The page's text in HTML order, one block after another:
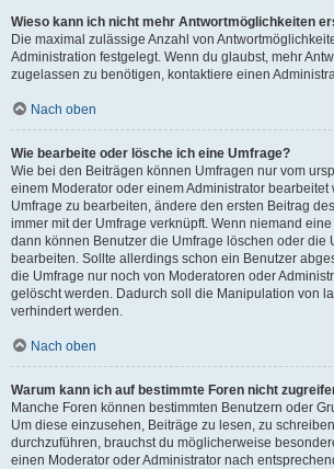
Wieso kann ich nicht mehr Antwortmöglichkeiten
Die maximal zulässige Anzahl von
Administration festgelegt. Wenn du glaubst, mehr
zugelassen zu benötigen, kontaktiere einen
Nach oben
Wie bearbeite oder lösche ich eine Umfrage?
Wie bei den Beiträgen können Umfragen nur vom
einem Moderator oder einem Administrator bearbeitet
Umfrage zu bearbeiten, ändere den ersten Beitrag
immer mit der Umfrage verknüpft. Wenn niemand
dann können Benutzer die Umfrage löschen oder die
bearbeiten. Sollte allerdings schon ein Benutzer
die Umfrage nur noch von Moderatoren oder
gelöscht werden. Dadurch soll die Manipulation von
verhindert werden.
Nach oben
Warum kann ich auf bestimmte Foren nicht
Manche Foren können bestimmten Benutzern oder
Um diese einzusehen, Beiträge zu lesen, zu
durchzuführen, brauchst du möglicherweise
einen Moderator oder Administrator nach